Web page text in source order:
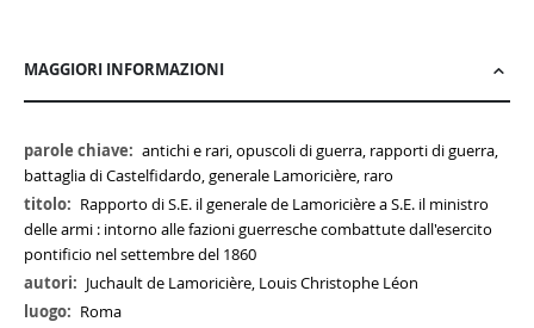
MAGGIORI INFORMAZIONI
Maggiori
Informazioni
antichi e rari, opuscoli di guerra, rapporti di guerra,
battaglia di Castelfidardo, generale Lamoricière, raro
Rapporto di S.E. il generale de Lamoricière a S.E. il ministro
delle armi : intorno alle fazioni guerresche combattute dall'esercito
pontificio nel settembre del 1860
Juchault de Lamoricière, Louis Christophe Léon
Roma